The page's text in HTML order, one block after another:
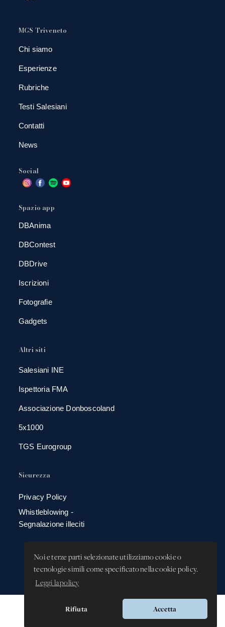
Noi e terze parti selezionate utilizziamo cookie o
tecnologie simili come specificato nella cookie policy.
Leggi la policy
Rifiuta Accetta
MGS Triveneto
Chi siamo
Esperienze
Rubriche
Testi Salesiani
Contatti
News
Social
Spazio app
DBAnima
DBContest
DBDrive
Iscrizioni
Fotografie
Gadgets
Altri siti
Salesiani INE
Ispettoria FMA
Associazione Donboscoland
5x1000
TGS Eurogroup
Sicurezza
Privacy Policy
Whistleblowing -
Segnalazione illeciti